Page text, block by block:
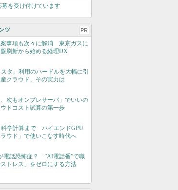
募を受け付けています
ツ PR
事項も次々に解消 東京ガスに
刷新から始める経理DX
スタ」利用のハードルを大幅に引
クラウド、その実力は
、次もオンプレサーバ」でいいの
ドコスト試算の第一歩
学計算まで ハイエンドGPU
ウド」で使いこなす時代へ
電話恐怖症？ ”AI電話番”で職
トレス」をゼロにする方法